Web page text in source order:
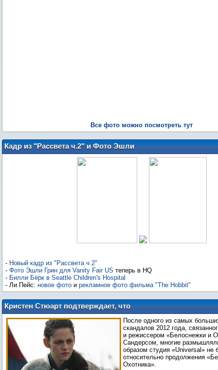
Все фото можно посмотреть тут
Кадр из "Рассвета ч.2" и Фото Эшли
Грин, Билли Бёрка, Ли Пейса
- Новый кадр из "Рассвета ч.2"
- Фото Эшли Грин для Vanity Fair US теперь в HQ
- Билли Бёрк в Seattle Children's Hospital
- Ли Пейс: новое фото и рекламное фото фильма "The Hobbit"
Кристен Стюарт подтверждает, что
будет сиквел «Белоснежки и Охотника»
После одного из самых
скандалов 2012 года,
и режиссером «Белоснежки и
Сандерсом, многие
образом студия «Universal» не
относительно продолжения
Охотника».